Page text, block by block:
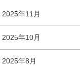
2025年11月
2025年10月
2025年8月